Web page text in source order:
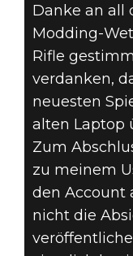
Danke an all
Modding-
Rifle
verdanken,
neuesten
alten Laptop
Zum
zu meinem
den Account
nicht die